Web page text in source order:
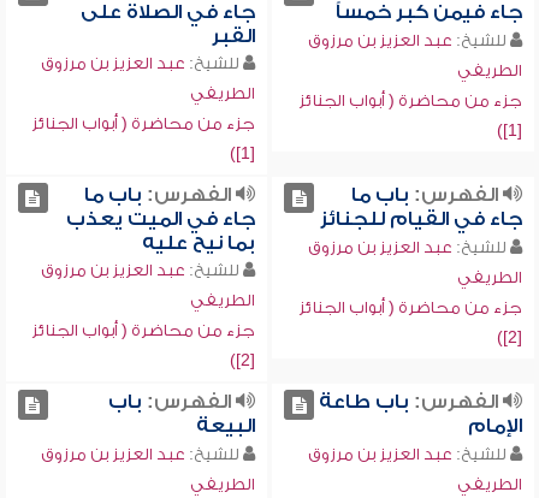
جاء فيمن كبر خمساً
للشيخ: عبد العزيز بن مرزوق
الطريفي
جزء من محاضرة ( أبواب الجنائز
[1])
جاء في الصلاة على
القبر
للشيخ: عبد العزيز بن مرزوق
الطريفي
جزء من محاضرة ( أبواب الجنائز
[1])
الفهرس: باب ما
جاء في القيام للجنائز
للشيخ: عبد العزيز بن مرزوق
الطريفي
جزء من محاضرة ( أبواب الجنائز
[2])
الفهرس: باب ما
جاء في الميت يعذب
بما نيح عليه
للشيخ: عبد العزيز بن مرزوق
الطريفي
جزء من محاضرة ( أبواب الجنائز
[2])
الفهرس: باب طاعة
الإمام
للشيخ: عبد العزيز بن مرزوق
الطريفي
الفهرس: باب
البيعة
للشيخ: عبد العزيز بن مرزوق
الطريفي